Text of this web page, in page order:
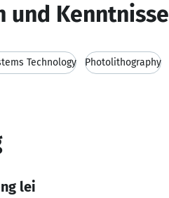
und Kenntnisse
Technology Photolithography
lei